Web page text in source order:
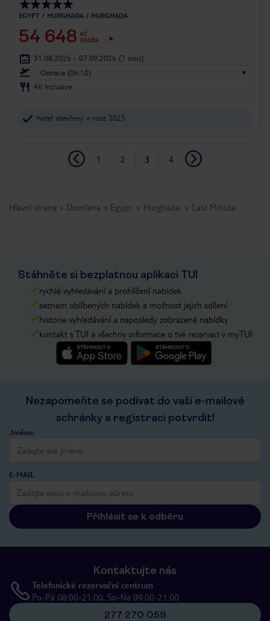
EGYPT HURGHADA HURGHADA
54 648
KČ
OSOBA
31.08.2026 - 07.09.2026 (7 nocí)
Ostrava (06:10)
All Inclusive
hotel otevřený v roce 2025
1 2 3 4
Hlavní strana Dovolena Egypt Hurghada Last Minute
Stáhněte si bezplatnou aplikaci TUI
rychlé vyhledávání a prohlížení nabídek
seznam oblíbených nabídek a možnost jejich sdílení
historie vyhledávání a naposledy zobrazené nabídky
kontakt s TUI a všechny informace o tvé rezervaci v myTUI
Nezapomeňte se podívat do vaší e-mailové
schránky a registraci potvrdit!
Jméno:
E-MAIL
Přihlásit se k odběru
Kontaktujte nás
Telefonické rezervační centrum
Po-Pá 08:00-21:00, So-Ne 09:00-21:00
277 270 059